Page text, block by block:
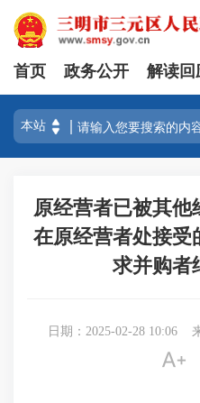
首页 政务公开 解读回
原经营者已被其他
在原经营者处接受
求并购者
日期：2025-02-28 10:06
